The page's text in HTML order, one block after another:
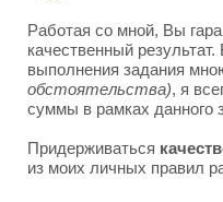
Работая со мной, Вы
качественный
выполнения задания
обстоятельства), я
суммы в рамках данного
Придерживаться
из моих личных правил